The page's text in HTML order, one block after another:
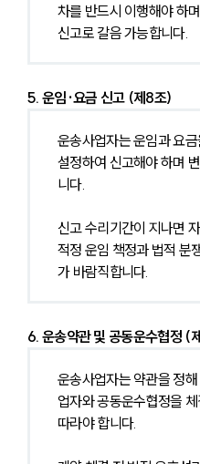
차를 반드시 이행해야 하
신고로 갈음 가능합니다.
5. 운임·요금 신고 (제8조)
운송사업자는 운임과 요
설정하여 신고해야 하며
니다.
신고 수리기간이 지나면
적정 운임 책정과 법적 분
가 바람직합니다.
6. 운송약관 및 공동운수협정 (
운송사업자는 약관을 정
업자와 공동운수협정을
따라야 합니다.